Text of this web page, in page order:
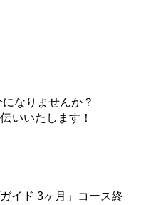
なりませんか？
いいたします！
イド 3ヶ月」コース終